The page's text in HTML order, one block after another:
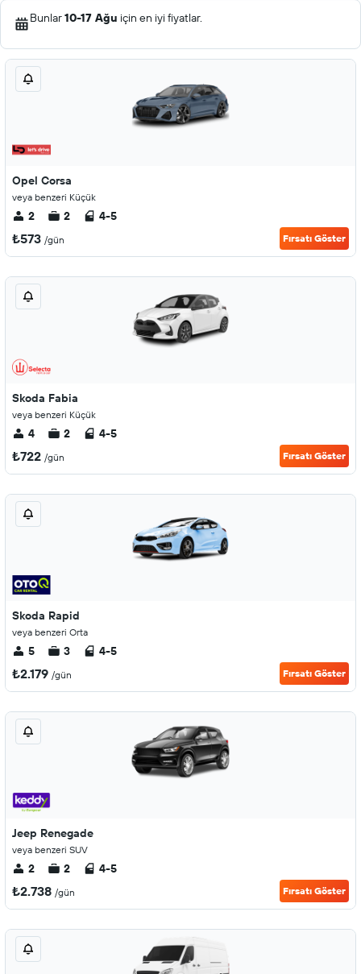
Bunlar10-17 Ağu için en iyi fiyatlar.
Opel Corsa
veya benzeri Küçük
2 2 4-5
₺573 /gün Fırsatı Göster
Skoda Fabia
veya benzeri Küçük
4 2 4-5
₺722 /gün Fırsatı Göster
Skoda Rapid
veya benzeri Orta
5 3 4-5
₺2.179 /gün Fırsatı Göster
Jeep Renegade
veya benzeri SUV
2 2 4-5
₺2.738 /gün Fırsatı Göster